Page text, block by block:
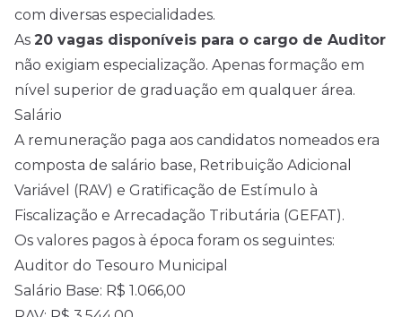
com diversas especialidades.
As 20 vagas disponíveis para o cargo de Auditor
não exigiam especialização. Apenas formação em
nível superior de graduação em qualquer área.
Salário
A remuneração paga aos candidatos nomeados era
composta de salário base, Retribuição Adicional
Variável (RAV) e Gratificação de Estímulo à
Fiscalização e Arrecadação Tributária (GEFAT).
Os valores pagos à época foram os seguintes:
Auditor do Tesouro Municipal
Salário Base: R$ 1.066,00